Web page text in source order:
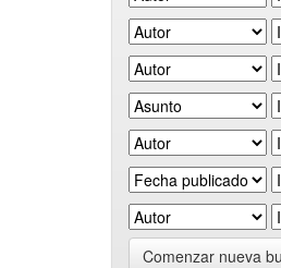
Comenzar nueva